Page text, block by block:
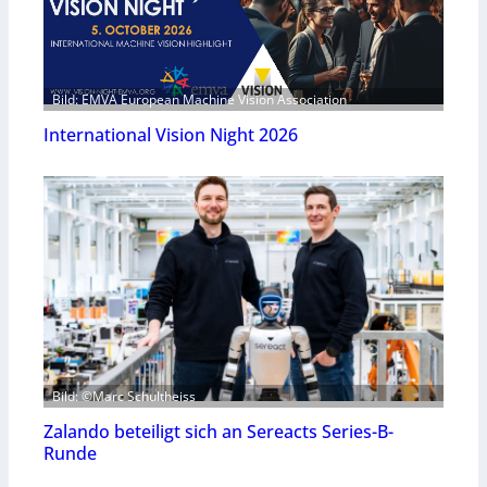
Bild: EMVA European Machine Vision Association
International Vision Night 2026
Bild: ©Marc Schultheiss
Zalando beteiligt sich an Sereacts Series-B-
Runde